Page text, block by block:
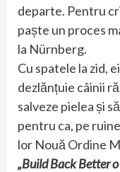
departe. Pentru
paște un proces
la Nürnberg.
Cu spatele la zid,
dezlănțuie câinii
salveze pielea și
pentru ca, pe
lor Nouă Ordine
„Build Back Better